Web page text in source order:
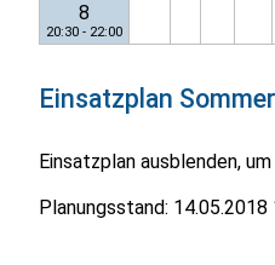
8
20:30 - 22:00
Einsatzplan
Einsatzplan ausblenden,
Planungsstand: 14.05.2018